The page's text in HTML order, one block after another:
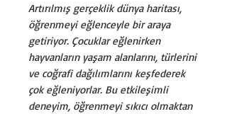
Artırılmış gerçeklik dünya haritası,
öğrenmeyi eğlenceyle bir araya
getiriyor. Çocuklar eğlenirken
hayvanların yaşam alanlarını, türlerini
ve coğrafi dağılımlarını keşfederek
çok eğleniyorlar. Bu etkileşimli
deneyim, öğrenmeyi sıkıcı olmaktan